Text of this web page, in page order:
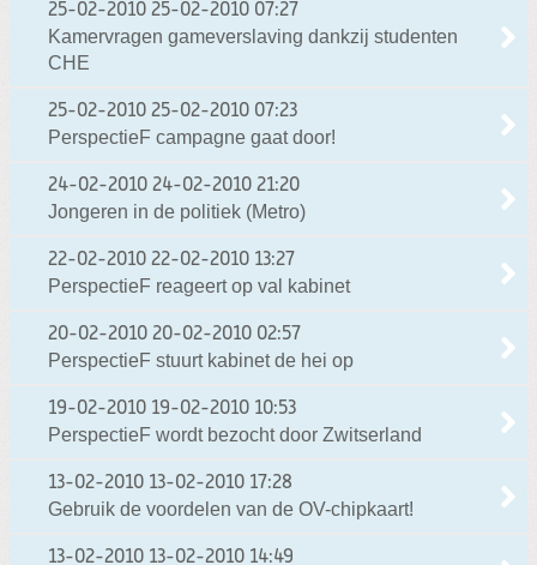
25-02-2010 25-02-2010 07:27
Kamervragen gameverslaving dankzij studenten
CHE
25-02-2010 25-02-2010 07:23
PerspectieF campagne gaat door!
24-02-2010 24-02-2010 21:20
Jongeren in de politiek (Metro)
22-02-2010 22-02-2010 13:27
PerspectieF reageert op val kabinet
20-02-2010 20-02-2010 02:57
PerspectieF stuurt kabinet de hei op
19-02-2010 19-02-2010 10:53
PerspectieF wordt bezocht door Zwitserland
13-02-2010 13-02-2010 17:28
Gebruik de voordelen van de OV-chipkaart!
13-02-2010 13-02-2010 14:49